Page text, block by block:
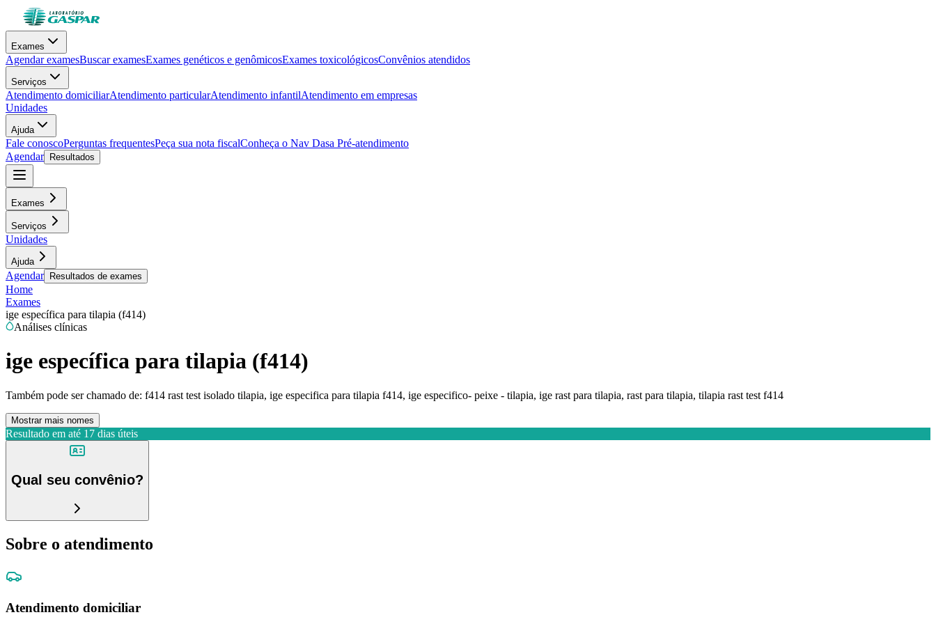
Exames
Agendar examesBuscar examesExames genéticos e genômicosExames toxicológicosConvênios atendidos
Serviços
Atendimento domiciliarAtendimento particularAtendimento infantilAtendimento em empresas
Unidades
Ajuda
Fale conoscoPerguntas frequentesPeça sua nota fiscalConheça o Nav Dasa Pré-atendimento
Agendar
Resultados
Exames
Serviços
Unidades
Ajuda
Agendar Resultados de exames
Home
Exames
ige específica para tilapia (f414)
Análises clínicas
ige específica para tilapia (f414)
Também pode ser chamado de: f414 rast test isolado tilapia, ige especifica para tilapia f414, ige especifico- peixe - tilapia, ige rast para tilapia, rast para tilapia, tilapia rast test f414
Mostrar mais nomes
Resultado em até 17 dias úteis
Qual seu convênio?
Sobre o atendimento
Atendimento domiciliar